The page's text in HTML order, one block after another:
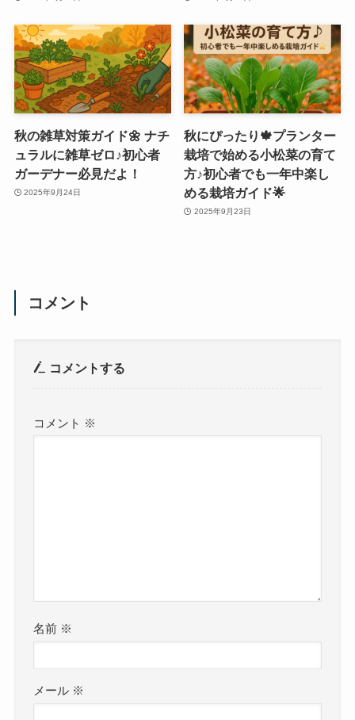
秋の雑草対策ガイド🌼 ナチ
ュラルに雑草ゼロ♪初心者
ガーデナー必見だよ！
2025年9月24日
秋にぴったり🍁プランター
栽培で始める小松菜の育て
方♪初心者でも一年中楽し
める栽培ガイド🌟
2025年9月23日
コメント
コメントする
コメント ※
名前 ※
メール ※